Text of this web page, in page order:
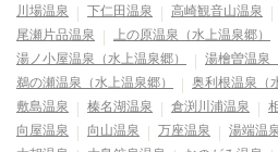
川場温泉
下仁田温泉 高崎観音山温泉
尾瀬片品温泉
上の原温泉（水上温泉郷）
湯ノ小屋温泉（水上温泉郷）
湯檜曽温泉
鵜の瀬温泉（水上温泉郷）
奥利根温泉（
敷島温泉
榛名湖温泉 倉渕川浦温泉
向屋温泉
向山温泉 万座温泉 湯端温